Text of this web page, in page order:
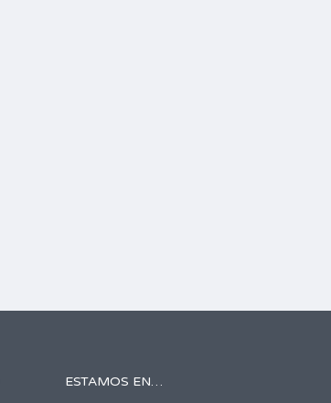
ESTAMOS EN…